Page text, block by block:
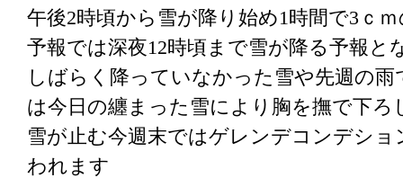
午後2時頃から雪が降り始め1時間で3ｃ
予報では深夜12時頃まで雪が降る予報と
しばらく降っていなかった雪や先週の
は今日の纏まった雪により胸を撫で下
雪が止む今週末ではゲレンデコンデシ
われます